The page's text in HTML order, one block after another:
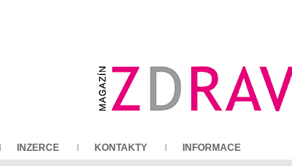
INZERCE KONTAKTY INFORMACE